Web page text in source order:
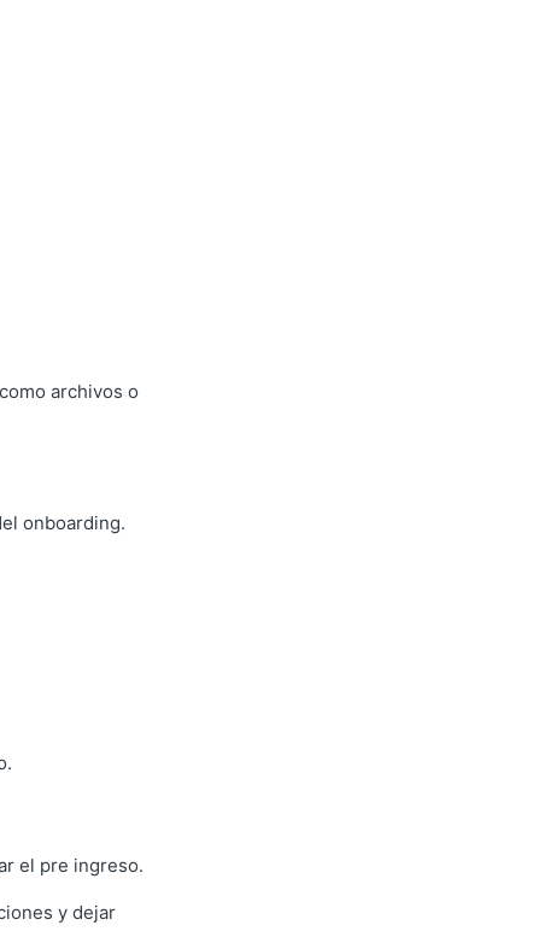
archivos o
onboarding.
el pre ingreso.
y dejar